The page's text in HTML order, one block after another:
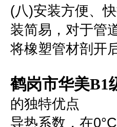
(八)安装方便、
装简易，对于管
将橡塑管材剖开
鹤岗市华美B1
的独特优点
导热系数，在